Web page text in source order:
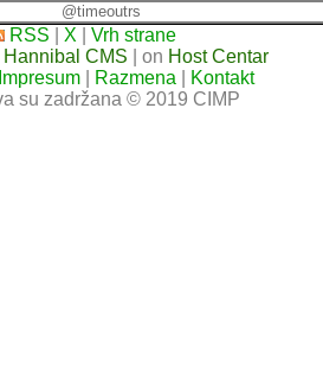
@timeoutrs
RSS X |Vrh strane
Hannibal CMS | on Host Centar
Impresum Razmena
Kontakt
su zadržana © 2019 CIMP